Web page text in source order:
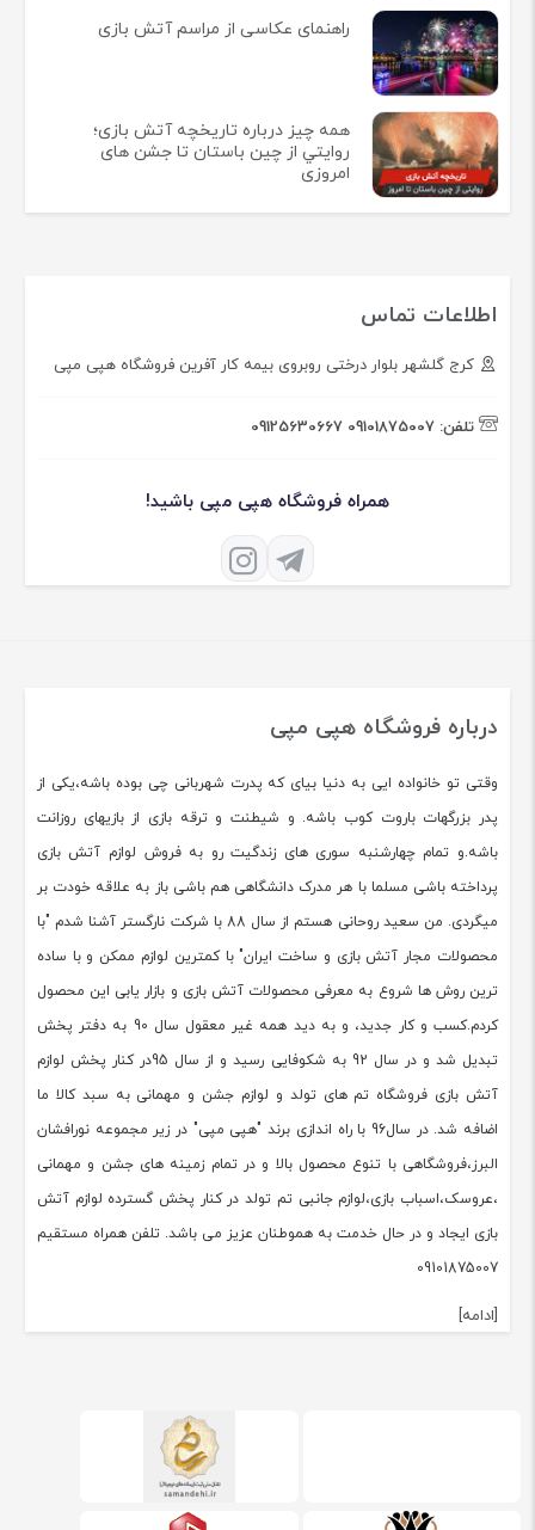
راهنمای عکاسی از مراسم آتش بازی
همه چيز درباره تاريخچه آتش بازی؛
روايتي از چين باستان تا جشن های
امروزی
اطلاعات تماس
کرج گلشهر بلوار درختی روبروی بیمه کار آفرین فروشگاه هپی مپی
تلفن: 09101875007
09125630667
همراه فروشگاه هپی مپی باشید!
درباره فروشگاه هپی مپی
وقتی تو خانواده ایی به دنیا بیای که پدرت شهربانی چی بوده باشه،یکی از
پدر بزرگهات باروت کوب باشه. و شیطنت و ترقه بازی از بازیهای روزانت
باشه.و تمام چهارشنبه سوری های زندگیت رو به فروش لوازم آتش بازی
پرداخته باشی مسلما با هر مدرک دانشگاهی هم باشی باز به علاقه خودت بر
میگردی. من سعید روحانی هستم از سال 88 با شرکت نارگستر آشنا شدم "با
محصولات مجار آتش بازی و ساخت ایران" با کمترین لوازم ممکن و با ساده
ترین روش ها شروع به معرفی محصولات آتش بازی و بازار یابی این محصول
کردم.کسب و کار جدید، و به دید همه غیر معقول سال 90 به دفتر پخش
تبدیل شد و در سال 92 به شکوفایی رسید و از سال 95در کنار پخش لوازم
آتش بازی فروشگاه تم های تولد و لوازم جشن و مهمانی به سبد کالا ما
اضافه شد. در سال96 با راه اندازی برند "هپی مپی" در زیر مجموعه نورافشان
البرز،فروشگاهی با تنوع محصول بالا و در تمام زمینه های جشن و مهمانی
،عروسک،اسباب بازی،لوازم جانبی تم تولد در کنار پخش گسترده لوازم آتش
بازی ایجاد و در حال خدمت به هموطنان عزیز می باشد. تلفن همراه مستقیم
09101875007
[ادامه]